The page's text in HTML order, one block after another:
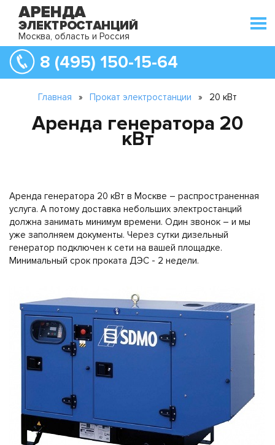
Москва, область и Россия
8 (495) 150-15-64
Главная » Прокат электростанции » 20 кВт
Аренда генератора 20
кВт
Аренда генератора 20 кВт в Москве – распространенная
услуга. А потому доставка небольших электростанций
должна занимать минимум времени. Один звонок – и мы
уже заполняем документы. Через сутки дизельный
генератор подключен к сети на вашей площадке.
Минимальный срок проката ДЭС - 2 недели.